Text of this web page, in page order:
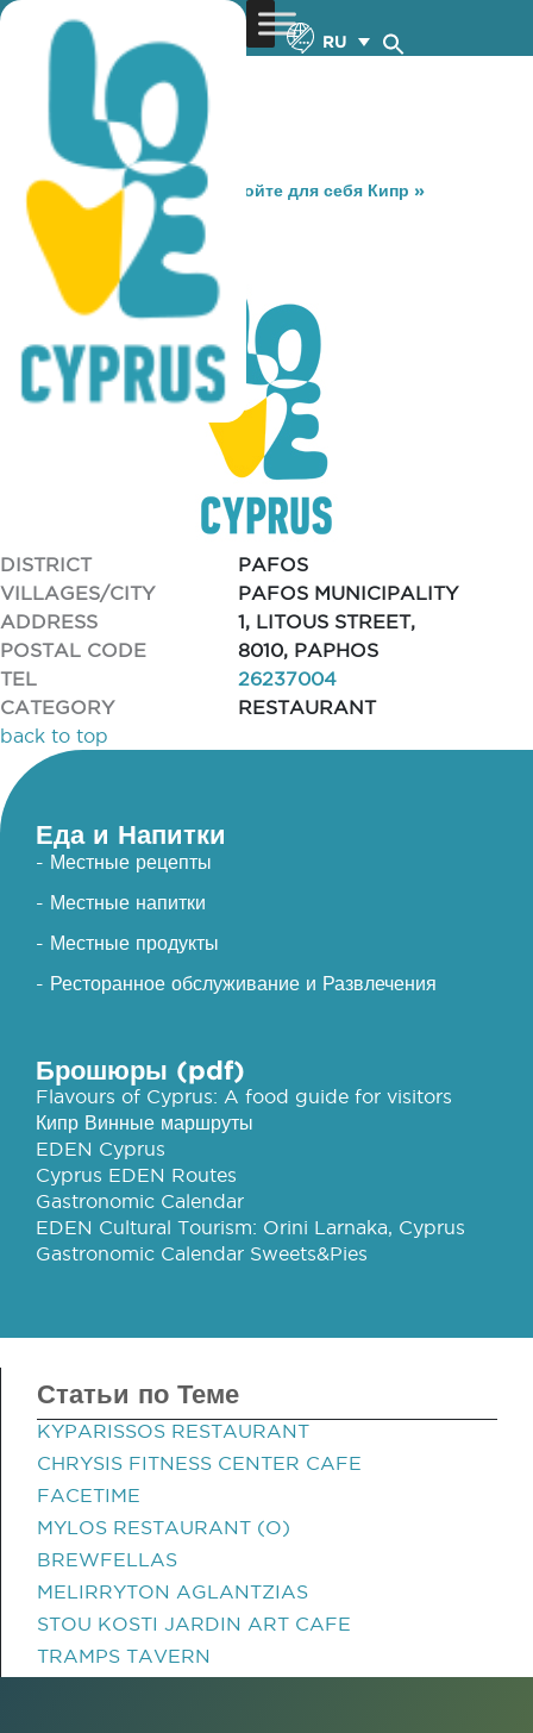
RU
You are here: Home »Откройте для себя Кипр »
Gastronomy
» SPARTA
SPARTA
DISTRICT
PAFOS
VILLAGES/CITY
PAFOS MUNICIPALITY
ADDRESS
1, LITOUS STREET,
POSTAL CODE
8010, PAPHOS
TEL
26237004
CATEGORY
RESTAURANT
back to top
Еда и Напитки
- Местные рецепты
- Местные напитки
- Местные продукты
- Ресторанное обслуживание и Развлечения
Брошюры (pdf)
Flavours of Cyprus: A food guide for visitors
Кипр Винные маршруты
EDEN Cyprus
Cyprus EDEN Routes
Gastronomic Calendar
EDEN Cultural Tourism: Orini Larnaka, Cyprus
Gastronomic Calendar Sweets&Pies
Статьи по Теме
KYPARISSOS RESTAURANT
CHRYSIS FITNESS CENTER CAFE
FACETIME
MYLOS RESTAURANT (O)
BREWFELLAS
MELIRRYTON AGLANTZIAS
STOU KOSTI JARDIN ART CAFE
TRAMPS TAVERN